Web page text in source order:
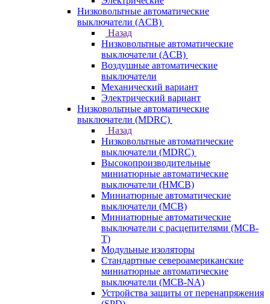
Низковольтные автоматические
выключатели (ACB)
Назад
Низковольтные автоматические
выключатели (ACB)
Воздушные автоматические
выключатели
Механический вариант
Электрический вариант
Низковольтные автоматические
выключатели (MDRC)
Назад
Низковольтные автоматические
выключатели (MDRC)
Высокопроизводительные
миниатюрные автоматические
выключатели (HMCB)
Миниатюрные автоматические
выключатели (MCB)
Миниатюрные автоматические
выключатели с расцепителями (MCB-
T)
Модульные изоляторы
Стандартные североамериканские
миниатюрные автоматические
выключатели (MCB-NA)
Устройства защиты от перенапряжения